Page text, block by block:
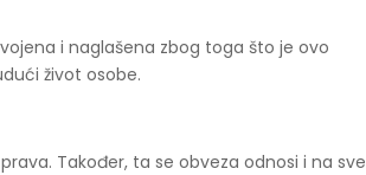
i naglašena zbog toga što je ovo
život osobe.
Također, ta se obveza odnosi i na sve